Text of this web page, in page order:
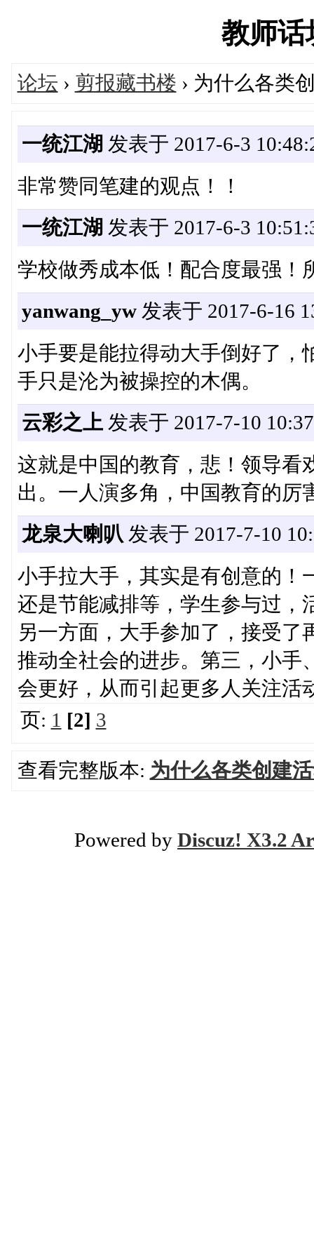
教师话
论坛 › 剪报藏书楼 › 为什么各类
一统江湖 发表于 2017-6-3
非常赞同笔建的观点！！
一统江湖 发表于 2017-6-3
学校做秀成本低！配合度最强！
yanwang_yw发表于 2017-6-16
小手要是能拉得动大手倒好了，
手只是沦为被操控的木偶。
云彩之上发表于 2017-7-10
这就是中国的教育，悲！领导看
出。一人演多角，中国教育的厉
龙泉大喇叭 发表于 2017-7-10
小手拉大手，其实是有创意的！
还是节能减排等，学生参与过，
另一方面，大手参加了，接受
推动全社会的进步。第三，小手
会更好，从而引起更多人关注活
页: 1 [2] 3
查看完整版本: 为什么各类创建
Powered by Discuz! X3.2